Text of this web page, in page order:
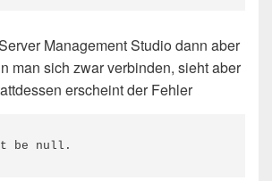
Management Studio dann aber
man sich zwar verbinden, sieht aber
erscheint der Fehler
be null.